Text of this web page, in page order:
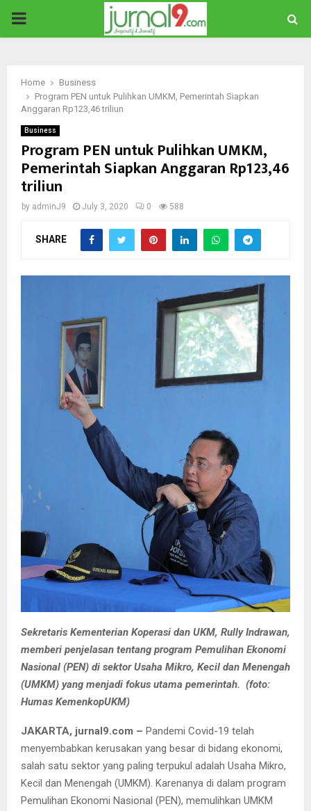
PRIMARY
Home
Business
Program PEN untuk Pulihkan UMKM, Pemerintah Siapkan
Anggaran Rp123,46 triliun
Business
Program PEN untuk Pulihkan UMKM,
Pemerintah Siapkan Anggaran Rp123,46
triliun
by adminJ9 July 3, 2020 0 588
SHARE
Sekretaris Kementerian Koperasi dan UKM, Rully Indrawan,
memberi penjelasan tentang program Pemulihan Ekonomi
Nasional (PEN) di sektor Usaha Mikro, Kecil dan Menengah
(UMKM) yang menjadi fokus utama pemerintah. (foto:
Humas KemenkopUKM)
JAKARTA, jurnal9.com – Pandemi Covid-19 telah
menyembabkan kerusakan yang besar di bidang ekonomi,
salah satu sektor yang paling terpukul adalah Usaha Mikro,
Kecil dan Menengah (UMKM). Karenanya di dalam program
Pemulihan Ekonomi Nasional (PEN), memulihkan UMKM